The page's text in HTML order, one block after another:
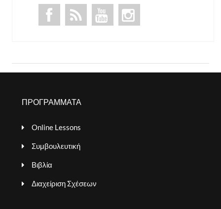
ΠΡΟΓΡΑΜΜΑΤΑ
Online Lessons
Συμβουλευτική
Βιβλία
Διαχείριση Σχέσεων